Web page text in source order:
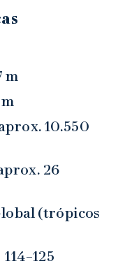
m
10.550
26
(trópicos